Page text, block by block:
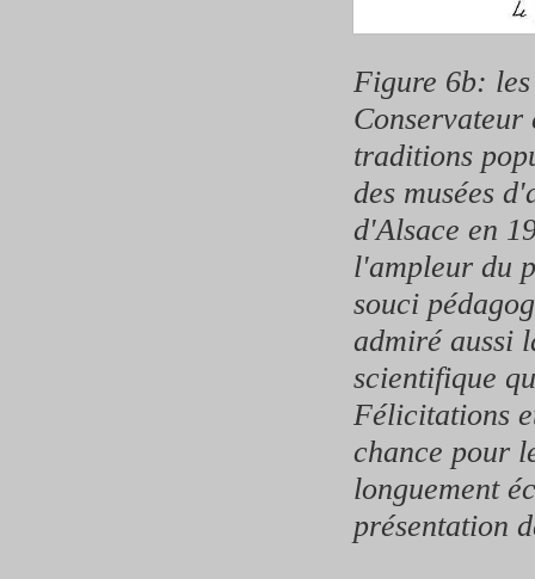
Figure 6b:
Conservateur
traditions
des musées
d'Alsace en
l'ampleur du
souci
admiré aussi
scientifique
Félicitations
chance pour
longuement
présentation